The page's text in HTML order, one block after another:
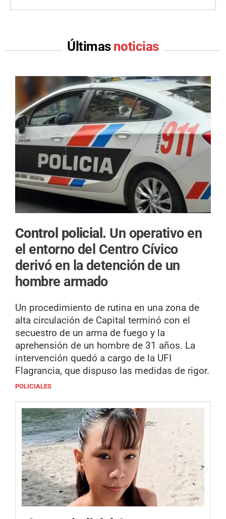
Últimas noticias
Control policial. Un operativo en
el entorno del Centro Cívico
derivó en la detención de un
hombre armado
Un procedimiento de rutina en una zona de
alta circulación de Capital terminó con el
secuestro de un arma de fuego y la
aprehensión de un hombre de 31 años. La
intervención quedó a cargo de la UFI
Flagrancia, que dispuso las medidas de rigor.
POLICIALES